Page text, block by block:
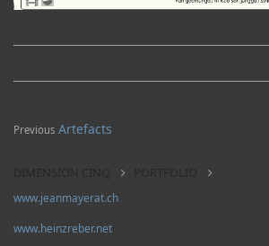
Previous Artefacts
DIMENSION CINQ PORTFOLIO
www.jeanmayerat.ch
www.heinzreber.net